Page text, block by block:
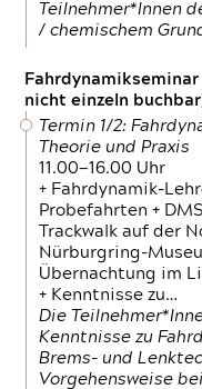
Teilnehmer*Innen
/ chemischem
nicht einzeln
Termin 1/2:
Theorie und Praxis
11.00—16.00 Uhr
+ Fahrdynamik-
Probefahrten +
Trackwalk auf der
Nürburgring-
Übernachtung im
+ Kenntnisse zu…
Die
Kenntnisse zu
Brems- und
Vorgehensweise